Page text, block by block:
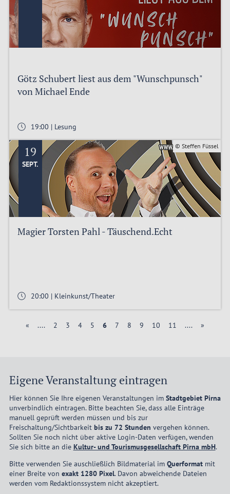
Götz Schubert liest aus dem "Wunschpunsch"
von Michael Ende
19:00 | Lesung
19
SEPT.
© Steffen Füssel
Magier Torsten Pahl - Täuschend.Echt
20:00 | Kleinkunst/Theater
« .... 2 3 4 5 6 7 8 9 10 11 .... »
Eigene Veranstaltung eintragen
Hier können Sie Ihre eigenen Veranstaltungen imStadtgebiet Pirna
unverbindlich eintragen. Bitte beachten Sie, dass alle Einträge
manuell geprüft werden müssen und bis zur
Freischaltung/Sichtbarkeitbis zu 72 Stunden vergehen können.
Sollten Sie noch nicht über aktive Login-Daten verfügen, wenden
Sie sich bitte an die Kultur- und Tourismusgesellschaft Pirna mbH.
Bitte verwenden Sie auschließlich Bildmaterial im Querformatmit
einer Breite von exakt 1280 Pixel. Davon abweichende Dateien
werden vom Redaktionssystem nicht akzeptiert.